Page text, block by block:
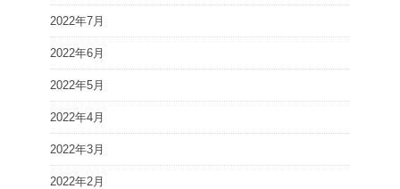
2022年7月
2022年6月
2022年5月
2022年4月
2022年3月
2022年2月